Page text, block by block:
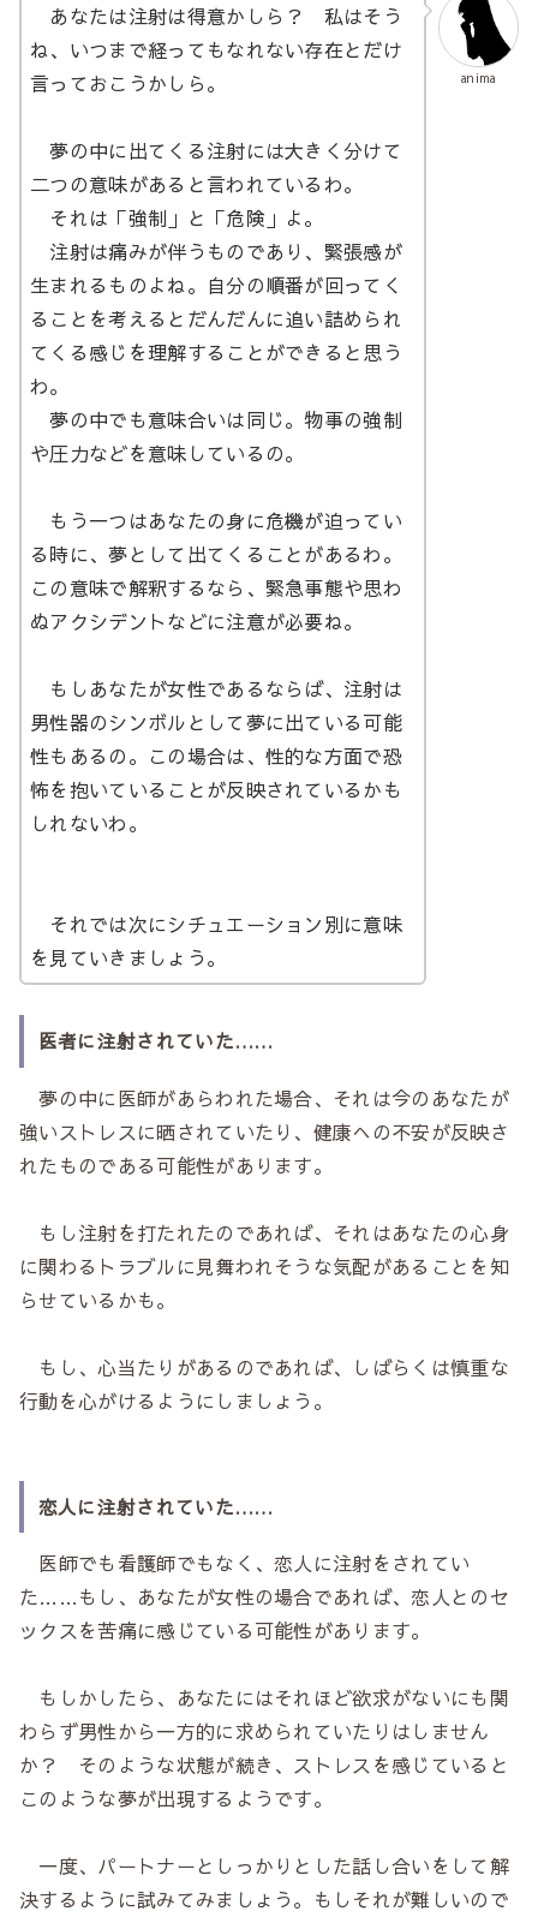
anima
あなたは注射は得意かしら？ 私はそう
ね、いつまで経ってもなれない存在とだけ
言っておこうかしら。
夢の中に出てくる注射には大きく分けて
二つの意味があると言われているわ。
それは「強制」と「危険」よ。
注射は痛みが伴うものであり、緊張感が
生まれるものよね。自分の順番が回ってく
ることを考えるとだんだんに追い詰められ
てくる感じを理解することができると思う
わ。
夢の中でも意味合いは同じ。物事の強制
や圧力などを意味しているの。
もう一つはあなたの身に危機が迫ってい
る時に、夢として出てくることがあるわ。
この意味で解釈するなら、緊急事態や思わ
ぬアクシデントなどに注意が必要ね。
もしあなたが女性であるならば、注射は
男性器のシンボルとして夢に出ている可能
性もあるの。この場合は、性的な方面で恐
怖を抱いていることが反映されているかも
しれないわ。
それでは次にシチュエーション別に意味
を見ていきましょう。
医者に注射されていた……
夢の中に医師があらわれた場合、それは今のあなたが
強いストレスに晒されていたり、健康への不安が反映さ
れたものである可能性があります。
もし注射を打たれたのであれば、それはあなたの心身
に関わるトラブルに見舞われそうな気配があることを知
らせているかも。
もし、心当たりがあるのであれば、しばらくは慎重な
行動を心がけるようにしましょう。
恋人に注射されていた……
医師でも看護師でもなく、恋人に注射をされてい
た……もし、あなたが女性の場合であれば、恋人とのセ
ックスを苦痛に感じている可能性があります。
もしかしたら、あなたにはそれほど欲求がないにも関
わらず男性から一方的に求められていたりはしません
か？ そのような状態が続き、ストレスを感じていると
このような夢が出現するようです。
一度、パートナーとしっかりとした話し合いをして解
決するように試みてみましょう。もしそれが難しいので